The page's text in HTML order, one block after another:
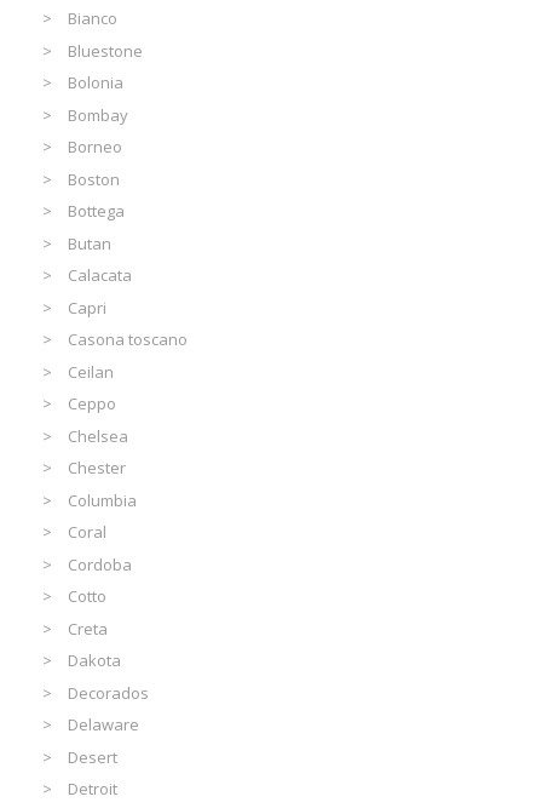
Bianco
Bluestone
Bolonia
Bombay
Borneo
Boston
Bottega
Butan
Calacata
Capri
Casona toscano
Ceilan
Ceppo
Chelsea
Chester
Columbia
Coral
Cordoba
Cotto
Creta
Dakota
Decorados
Delaware
Desert
Detroit